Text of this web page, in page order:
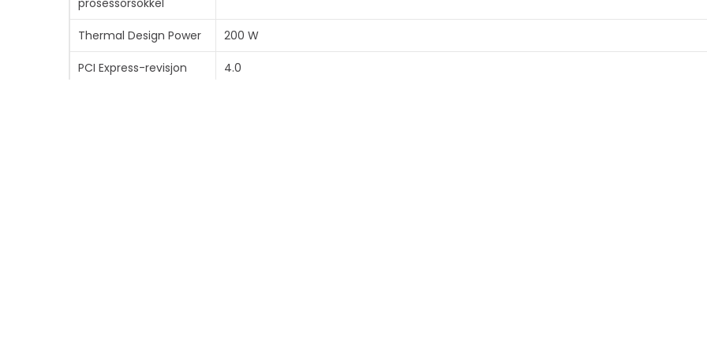
prosessorsokkel
Thermal Design Power 200 W
PCI Express-revisjon 4.0